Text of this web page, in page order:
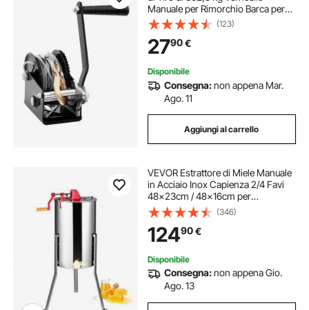
Manuale per Rimorchio Barca per
Carichi Pesanti con Cavo in Acciaio
da 10m Cricchetto a 2 Vie, Verricello
Manuale per Rimorchio Barca
(123)
2790€
Disponibile
Consegna:non appena Mar.
Ago. 11
Aggiungi al carrello
VEVOR Estrattore di Miele Manuale
in Acciaio Inox Capienza 2/4 Favi
48x23cm / 48x16cm per
Apicoltura, Smielatore Centrifuga di
Miele Manuale con Coperchio
Trasparente Altezza Regolabile tra
100-108cm
(346)
12490€
Disponibile
Consegna:non appena Gio.
Ago. 13